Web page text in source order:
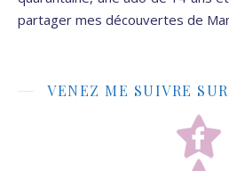
partager mes découvertes de
VENEZ ME SUIVRE